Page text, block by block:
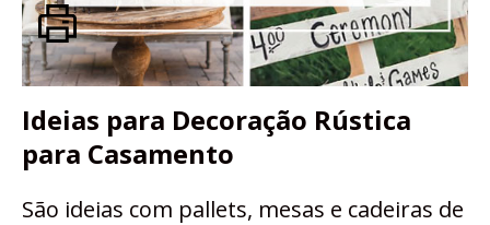
Ideias para Decoração Rústica
para Casamento
São ideias com pallets, mesas e cadeiras de